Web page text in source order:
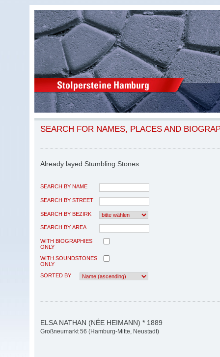
SEARCH FOR NAMES, PLACES AND
Already layed Stumbling Stones
SEARCH BY NAME
SEARCH BY STREET
SEARCH BY BEZIRK
SEARCH BY AREA
WITH BIOGRAPHIES
ONLY
WITH SOUNDSTONES
ONLY
SORTED BY
ELSA NATHAN (NÉE HEIMANN) * 1889
Großneumarkt 56 (Hamburg-Mitte, Neustadt)